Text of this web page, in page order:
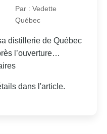
Par : Vedette
Québec
distillerie de Québec
l’ouverture…
dans l'article.